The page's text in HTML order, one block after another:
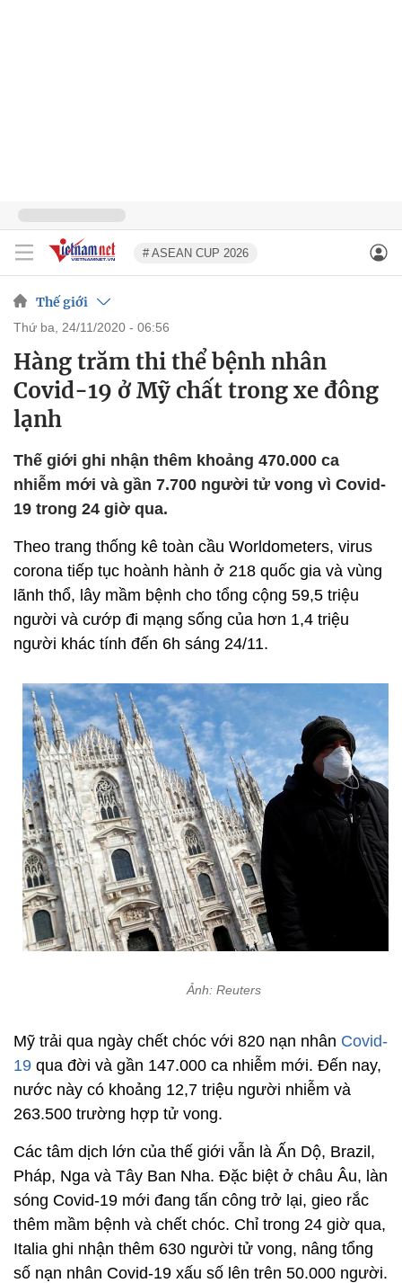
# ASEAN CUP 2026
Thế giới
thứ ba, 24/11/2020 - 06:56
Hàng trăm thi thể bệnh nhân
Covid-19 ở Mỹ chất trong xe đông
lạnh
Thế giới ghi nhận thêm khoảng 470.000 ca
nhiễm mới và gần 7.700 người tử vong vì Covid-
19 trong 24 giờ qua.
Theo trang thống kê toàn cầu Worldometers, virus
corona tiếp tục hoành hành ở 218 quốc gia và vùng
lãnh thổ, lây mầm bệnh cho tổng cộng 59,5 triệu
người và cướp đi mạng sống của hơn 1,4 triệu
người khác tính đến 6h sáng 24/11.
Ảnh: Reuters
Mỹ trải qua ngày chết chóc với 820 nạn nhân Covid-
19 qua đời và gần 147.000 ca nhiễm mới. Đến nay,
nước này có khoảng 12,7 triệu người nhiễm và
263.500 trường hợp tử vong.
Các tâm dịch lớn của thế giới vẫn là Ấn Dộ, Brazil,
Pháp, Nga và Tây Ban Nha. Đặc biệt ở châu Âu, làn
sóng Covid-19 mới đang tấn công trở lại, gieo rắc
thêm mầm bệnh và chết chóc. Chỉ trong 24 giờ qua,
Italia ghi nhận thêm 630 người tử vong, nâng tổng
số nạn nhân Covid-19 xấu số lên trên 50.000 người.